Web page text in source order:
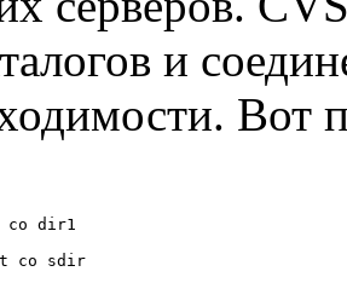
и
Вот
co dir1
co sdir